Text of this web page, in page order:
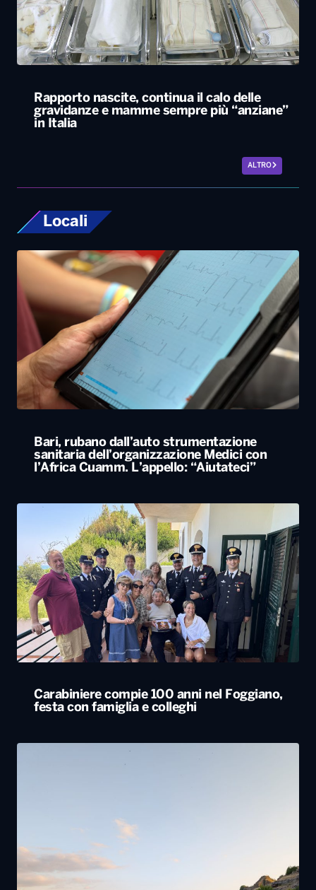
Rapporto nascite, continua il calo delle
gravidanze e mamme sempre più “anziane”
in Italia
ALTRO
Locali
Bari, rubano dall’auto strumentazione
sanitaria dell’organizzazione Medici con
l’Africa Cuamm. L’appello: “Aiutateci”
Carabiniere compie 100 anni nel Foggiano,
festa con famiglia e colleghi